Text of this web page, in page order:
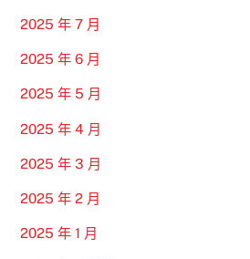
2025 年 7 月
2025 年 6 月
2025 年 5 月
2025 年 4 月
2025 年 3 月
2025 年 2 月
2025 年 1 月